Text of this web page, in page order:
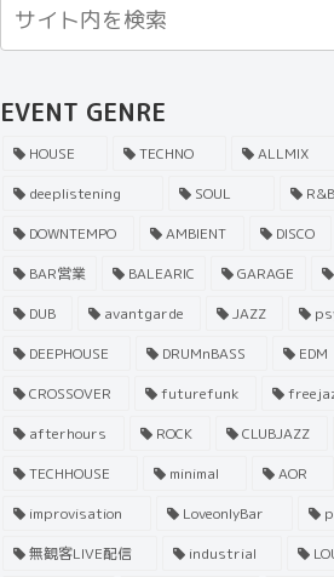
EVENT GENRE
HOUSE TECHNO ALLMIX
deeplistening
SOUL R&B
DOWNTEMPO
AMBIENT DISCO
BAR営業
BALEARIC GARAGE
DUB
avantgarde JAZZ
DEEPHOUSE
DRUMnBASS EDM
CROSSOVER
futurefunk
afterhours
ROCK CLUBJAZZ
TECHHOUSE
minimal AOR
improvisation
LoveonlyBar
無観客LIVE配信
industrial